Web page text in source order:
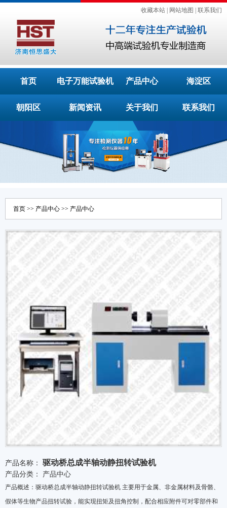
收藏本站 网站地图 联系我们
首页 电子万能试验机 产品中心 海淀区
朝阳区 新闻资讯 关于我们 联系我们
首页 >> 产品中心 >> 产品中心
产品名称： 驱动桥总成半轴动静扭转试验机
产品分类： 产品中心
产品概述：驱动桥总成半轴动静扭转试验机 主要用于金属、非金属材料及骨骼、
假体等生物产品扭转试验，能实现扭矩及扭角控制，配合相应附件可对零部件和